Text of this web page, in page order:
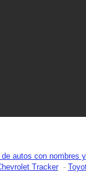
autos con nombres
Tracker